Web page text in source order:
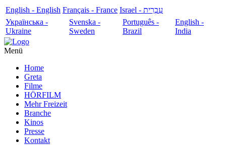
English - English Français - France
עִבְרִית - Israel
Українська -
Ukraine
Svenska -
Sweden
Português -
Brazil
English -
India
Menü
Home
Greta
Filme
HÖRFILM
Mehr Freizeit
Branche
Kinos
Presse
Kontakt